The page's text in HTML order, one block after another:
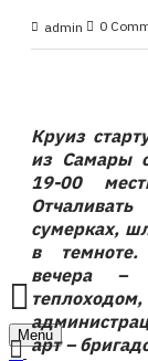
Menu
admin 0
Круиз
из Самары
19-00
сумерках,
в
вечера –
теплоходом,
арт –